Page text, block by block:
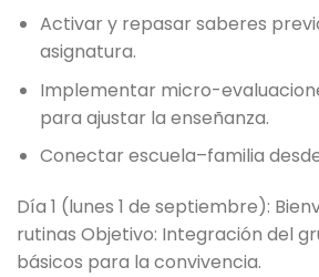
Activar y repasar saberes
asignatura.
Implementar micro-
para ajustar la enseñanza.
Conectar escuela–familia
Día 1 (lunes 1 de septiembre):
rutinas Objetivo: Integración del
básicos para la convivencia.